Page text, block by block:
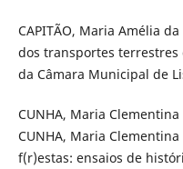
CAPITÃO, Maria Amélia
dos transportes terrestres
da Câmara Municipal de
CUNHA, Maria
CUNHA, Maria
f(r)estas: ensaios de